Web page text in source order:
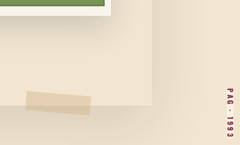
PAG · 1993